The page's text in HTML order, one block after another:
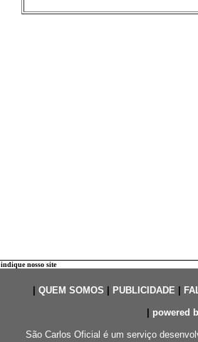
indique nosso site
QUEM SOMOS PUBLICIDADE|
powered
São Carlos Oficial é um serviço